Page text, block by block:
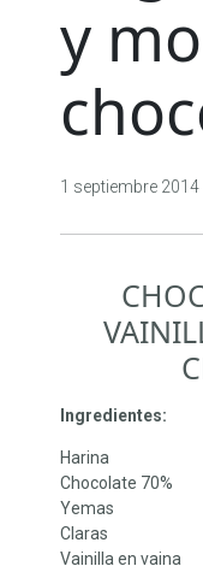
y
1 septiembre 2014
Ingredientes:
Harina
Chocolate 70%
Yemas
Claras
Vainilla en vaina